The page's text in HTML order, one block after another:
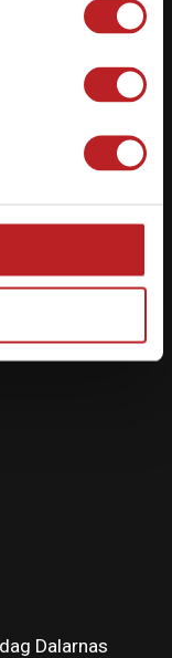
är alltid
Dalarnas